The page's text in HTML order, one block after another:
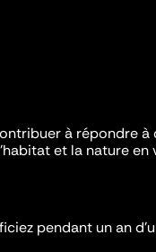
à répondre
et la nature en
pendant un an